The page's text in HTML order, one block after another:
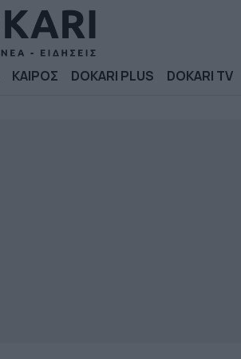
ΚΑΙΡΟΣ DOKARI PLUS DOKARI TV